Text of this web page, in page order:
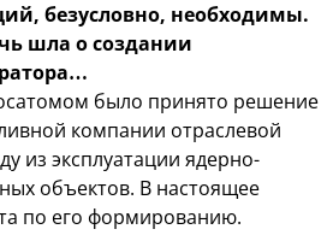
безусловно, необходимы.
шла о создании
было принято решение
компании отраслевой
из эксплуатации ядерно-
объектов. В настоящее
по его формированию.